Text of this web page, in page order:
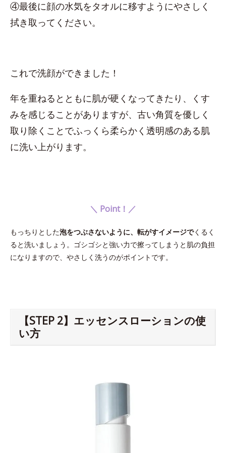
④最後に顔の水気をタオルに移すようにやさしく
拭き取ってください。
これで洗顔ができました！
年を重ねるとともに肌が硬くなってきたり、くす
みを感じることがありますが、古い角質を優しく
取り除くことでふっくら柔らかく透明感のある肌
に洗い上がります。
＼ Point！／
もっちりとした泡をつぶさないように、転がすイメージでくるく
ると洗いましょう。ゴシゴシと強い力で擦ってしまうと肌の負担
になりますので、やさしく洗うのがポイントです。
【STEP 2】エッセンスローションの使
い方